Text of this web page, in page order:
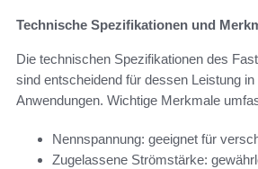
Technische Spezifikationen und
Die technischen Spezifikationen des
sind entscheidend für dessen Leistung
Anwendungen. Wichtige Merkmale
Nennspannung: geeignet für
Zugelassene Strömstärke: